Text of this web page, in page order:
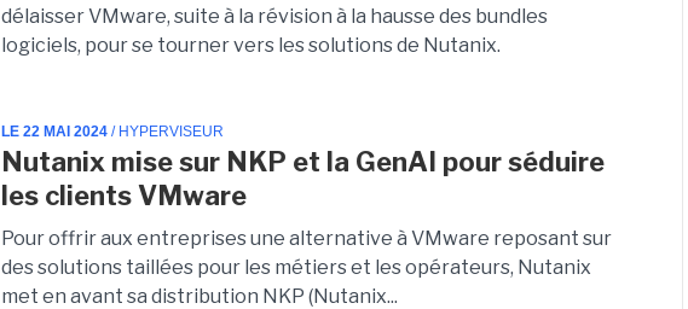
délaisser VMware, suite à la révision à la hausse des bundles
logiciels, pour se tourner vers les solutions de Nutanix.
LE 22 MAI 2024 / HYPERVISEUR
Nutanix mise sur NKP et la GenAI pour séduire
les clients VMware
Pour offrir aux entreprises une alternative à VMware reposant sur
des solutions taillées pour les métiers et les opérateurs, Nutanix
met en avant sa distribution NKP (Nutanix...